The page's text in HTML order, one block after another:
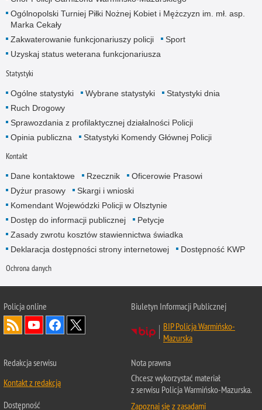
Ogólnopolski Turniej Piłki Nożnej Kobiet i Mężczyzn im. mł. asp.
Marka Cekały
Zakwaterowanie funkcjonariuszy policji
Sport
Uzyskaj status weterana funkcjonariusza
Statystyki
Ogólne statystyki Wybrane statystyki
Statystyki dnia
Ruch Drogowy
Sprawozdania z profilaktycznej działalności Policji
Opinia publiczna
Statystyki Komendy Głównej Policji
Kontakt
Dane kontaktowe Rzecznik
Oficerowie Prasowi
Dyżur prasowy
Skargi i wnioski
Komendant Wojewódzki Policji w Olsztynie
Dostęp do informacji publicznej
Petycje
Zasady zwrotu kosztów stawiennictwa świadka
Deklaracja dostępności strony internetowej
Dostępność KWP
Ochrona danych
Policja online
Biuletyn Informacji Publicznej
BIP Policja Warmińsko-
Mazurska
Redakcja serwisu
Kontakt z redakcją
Dostępność
Nota prawna
Chcesz wykorzystać materiał
z serwisu Policja Warmińsko-Mazurska.
Zapoznaj się z zasadami